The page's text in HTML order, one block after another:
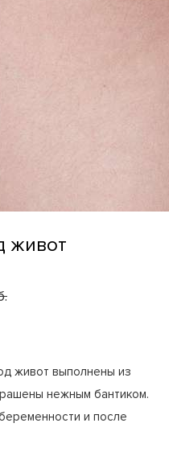
живот
живот выполнены из
нежным бантиком.
и после